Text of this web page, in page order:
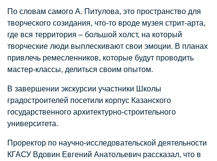
По словам самого А. Питулова, это пространство для
творческого созидания, что-то вроде музея стрит-арта,
где вся территория – большой холст, на который
творческие люди выплескивают свои эмоции. В планах
привлечь ремесленников, которые будут проводить
мастер-классы, делиться своим опытом.
В завершении экскурсии участники Школы
градостроителей посетили корпус Казанского
государственного архитектурно-строительного
университета.
Проректор по научно-исследовательской деятельности
КГАСУ Вдовин Евгений Анатольевич рассказал, что в